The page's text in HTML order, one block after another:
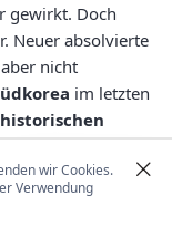
gewirkt. Doch
Neuer absolvierte
nicht
im letzten
historischen
besonderer
wir Cookies.
Verwendung